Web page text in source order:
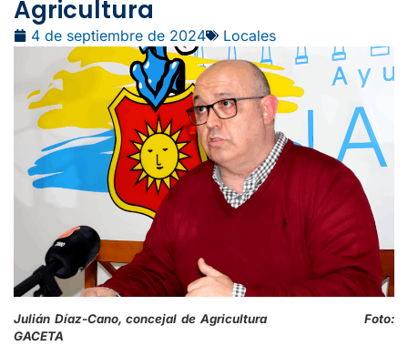
Agricultura
4 de septiembre de 2024 Locales
Julián Díaz-Cano, concejal de Agricultura Foto:
GACETA